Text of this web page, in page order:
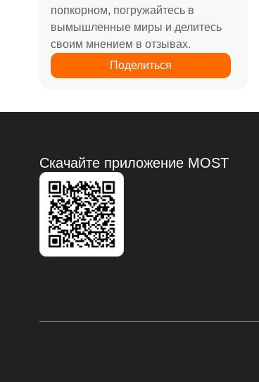
попкорном, погружайтесь в
вымышленные миры и делитесь
своим мнением в отзывах.
Поделиться
Скачайте приложение MOST